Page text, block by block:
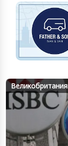
Великобритания